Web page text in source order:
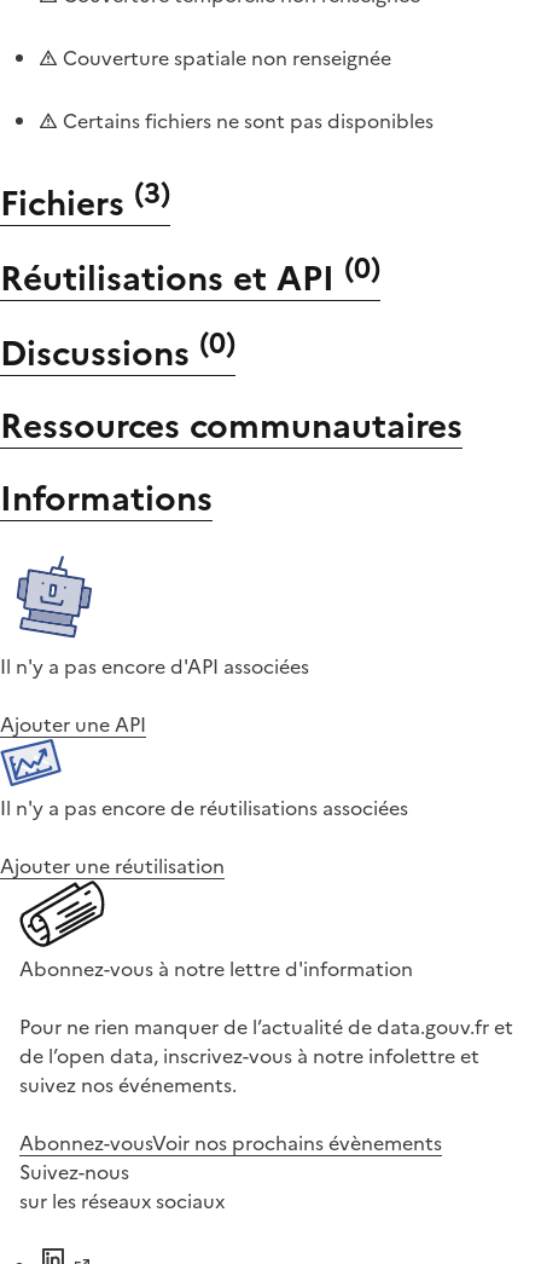
Couverture spatiale non renseignée
Certains fichiers ne sont pas disponibles
Fichiers (3)
Réutilisations et API (0)
Discussions (0)
Ressources communautaires
Informations
Il n'y a pas encore d'API associées
Ajouter une API
Il n'y a pas encore de réutilisations associées
Ajouter une réutilisation
Abonnez-vous à notre lettre d'information
Pour ne rien manquer de l’actualité de data.gouv.fr et
de l’open data, inscrivez-vous à notre infolettre et
suivez nos événements.
Abonnez-vousVoir nos prochains évènements
Suivez-nous
sur les réseaux sociaux